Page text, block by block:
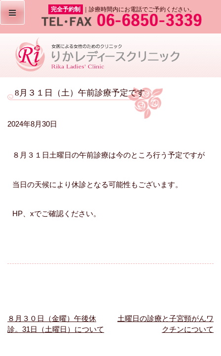
完全予約制 ｜診療時間内にお電話でご予約ください。
8月３１日（土）午前診療予定です
2024年8月30日
８月３１日土曜日の午前診療は今のところ行う予定ですが
当日の天候により休診となる可能性もございます。
HP、xでご確認ください。
投
稿
８月３０日（金曜）午後休
診。31日（土曜日）について
土曜日の診療と子宮頸がんワ
クチンについて